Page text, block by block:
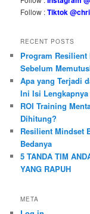
Follow :Tiktok
RECENT POSTS
Program Resilient
Sebelum
Apa yang Terjadi
Ini Isi Lengkapnya
ROI Training
Dihitung?
Resilient Mindset
Bedanya
5 TANDA TIM
YANG RAPUH
META